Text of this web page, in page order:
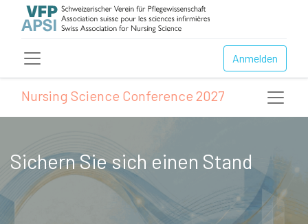
Anmelden
Nursing Science Conference 2027
Sichern Sie sich einen Stand